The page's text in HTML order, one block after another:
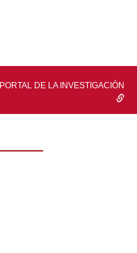
PORTAL DE LA INVESTIGACIÓN